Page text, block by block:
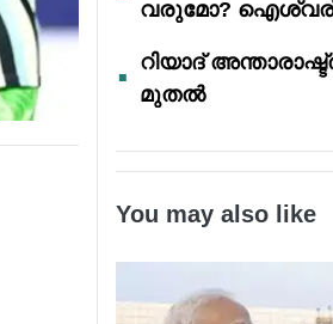
വരുമോ?
റിയാദ്
മുതൽ
You may also like